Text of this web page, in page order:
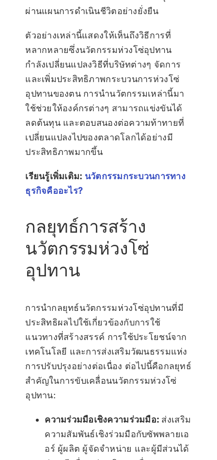
ผ่านแผนการดำเนินชีวิตอย่างยั่งยืน
ตัวอย่างเหล่านี้แสดงให้เห็นถึงวิธีการที่
หลากหลายซึ่งนวัตกรรมห่วงโซ่อุปทาน
กำลังเปลี่ยนแปลงวิธีที่บริษัทต่างๆ จัดการ
และเพิ่มประสิทธิภาพกระบวนการห่วงโซ่
อุปทานของตน การนำนวัตกรรมเหล่านี้มา
ใช้ช่วยให้องค์กรต่างๆ สามารถแข่งขันได้
ลดต้นทุน และตอบสนองต่อความท้าทายที่
เปลี่ยนแปลงไปของตลาดโลกได้อย่างมี
ประสิทธิภาพมากขึ้น
เรียนรู้เพิ่มเติม: นวัตกรรมกระบวนการทาง
ธุรกิจคืออะไร?
กลยุทธ์การสร้าง
นวัตกรรมห่วงโซ่
อุปทาน
การนำกลยุทธ์นวัตกรรมห่วงโซ่อุปทานที่มี
ประสิทธิผลไปใช้เกี่ยวข้องกับการใช้
แนวทางที่สร้างสรรค์ การใช้ประโยชน์จาก
เทคโนโลยี และการส่งเสริมวัฒนธรรมแห่ง
การปรับปรุงอย่างต่อเนื่อง ต่อไปนี้คือกลยุทธ์
สำคัญในการขับเคลื่อนนวัตกรรมห่วงโซ่
อุปทาน:
ความร่วมมือเชิงความร่วมมือ: ส่งเสริม
ความสัมพันธ์เชิงร่วมมือกับซัพพลายเอ
อร์ ผู้ผลิต ผู้จัดจำหน่าย และผู้มีส่วนได้